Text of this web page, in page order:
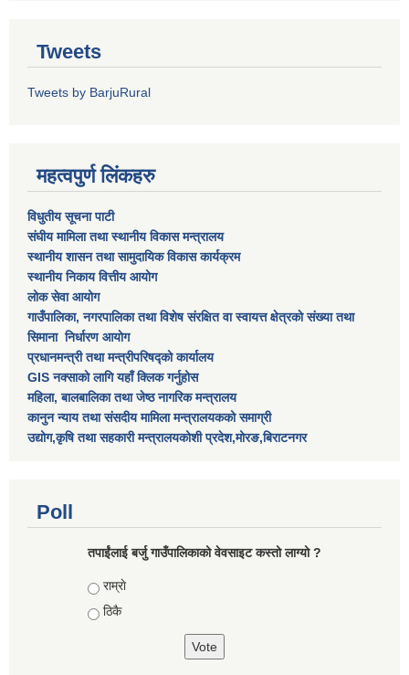
Tweets
Tweets by BarjuRural
महत्वपुर्ण लिंकहरु
विधुतीय सूचना पाटी
संघीय मामिला तथा स्थानीय विकास मन्त्रालय
स्थानीय शासन तथा सामुदायिक विकास कार्यक्रम
स्थानीय निकाय वित्तीय आयोग
लोक सेवा आयोग
गाउँपालिका, नगरपालिका तथा विशेष स‌ंरक्षित वा स्वायत्त क्षेत्रकाे स‌ंख्या तथा
सिमाना निर्धारण आयाेग
प्रधानमन्त्री तथा मन्त्रीपरिषद्को कार्यालय
GIS नक्साको लागि यहाँ क्लिक गर्नुहोस
महिला, बालबालिका तथा जेष्ठ नागरिक मन्त्रालय
कानुन न्याय तथा संसदीय मामिला मन्त्रालयकको समाग्री
उद्योग,कृषि तथा सहकारी मन्त्रालयकोशी प्रदेश,मोरङ,बिराटनगर
Poll
तपाईंलाई बर्जु गाउँपालिकाको वेवसाइट कस्तो लाग्यो ?
Choices
राम्राे
ठिकै